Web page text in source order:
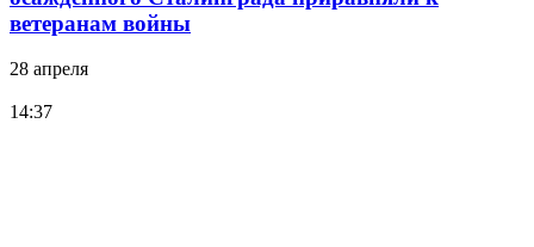
ветеранам войны
28 апреля
14:37